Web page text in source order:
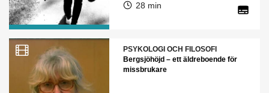
28 min
PSYKOLOGI OCH FILOSOFI
Bergsjöhöjd – ett äldreboende för
missbrukare